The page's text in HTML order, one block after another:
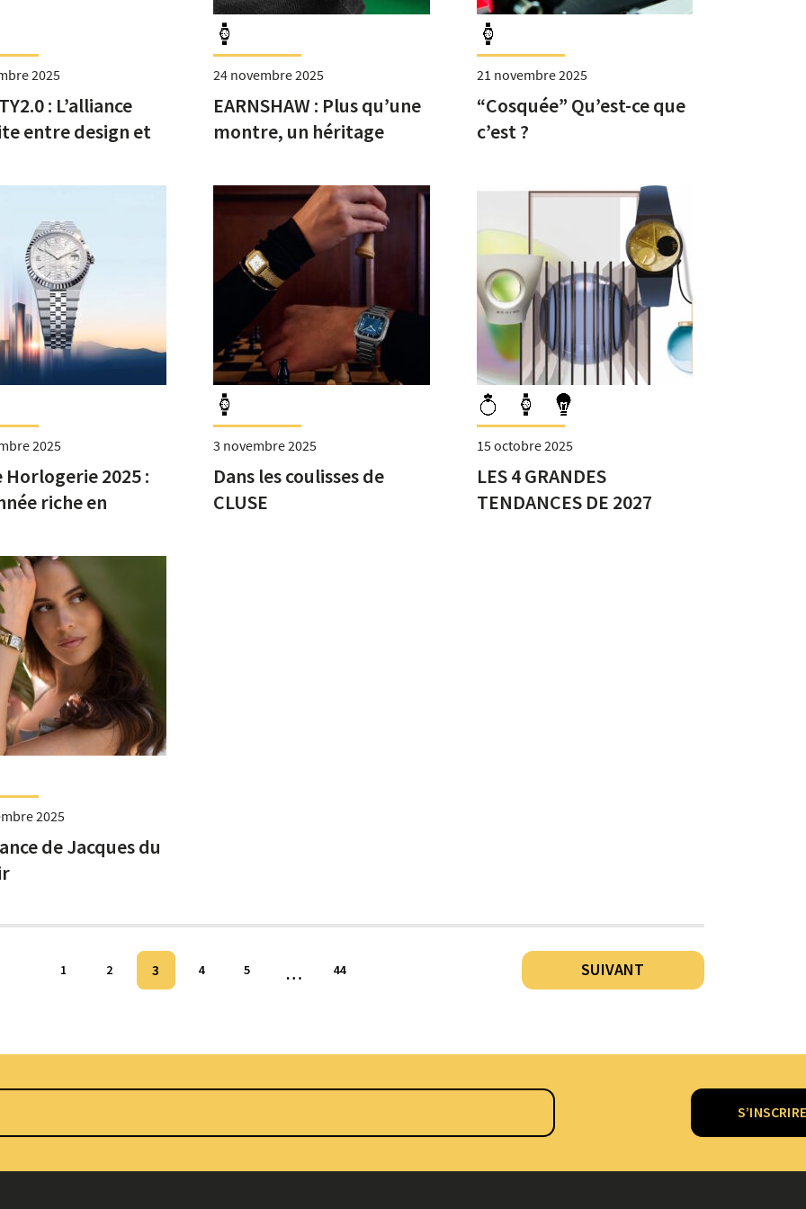
2025
: L’alliance
entre design et
24 novembre 2025
EARNSHAW : Plus qu’une
montre, un héritage
21 novembre 2025
“Cosquée” Qu’est-ce que
c’est ?
2025
2025 :
riche en
3 novembre 2025
Dans les coulisses de
CLUSE
15 octobre 2025
LES 4 GRANDES
TENDANCES DE 2027
2025
de Jacques du
1 2 3 4 5 … 44 SUIVANT